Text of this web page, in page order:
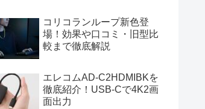
コリコランループ新色登
場！効果や口コミ・旧型比
較まで徹底解説
エレコムAD-C2HDMIBKを
徹底紹介！USB-Cで4K2画
面出力